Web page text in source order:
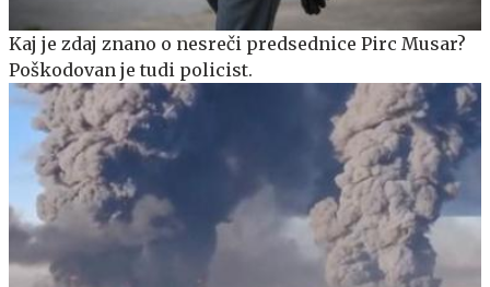
Kaj je zdaj znano o nesreči predsednice Pirc Musar?
Poškodovan je tudi policist.